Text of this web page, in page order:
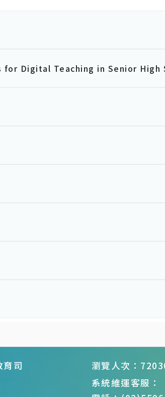
Digital Teaching in Senior
司
瀏覽人次：
系統維運客服：